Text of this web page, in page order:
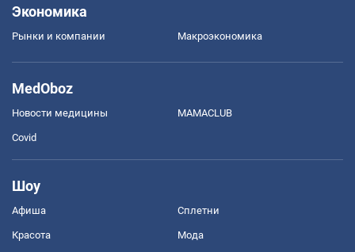
Экономика
Рынки и компании Mакроэкономика
MedOboz
Новости медицины MAMACLUB
Covid
Шоу
Афиша Сплетни
Красота Мода